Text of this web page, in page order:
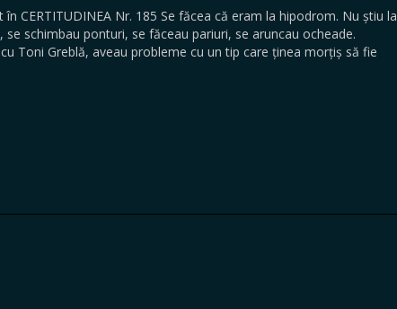
CERTITUDINEA Nr. 185 Se făcea că eram la hipodrom. Nu știu la
schimbau ponturi, se făceau pariuri, se aruncau ocheade.
Toni Greblă, aveau probleme cu un tip care ținea morțiș să fie